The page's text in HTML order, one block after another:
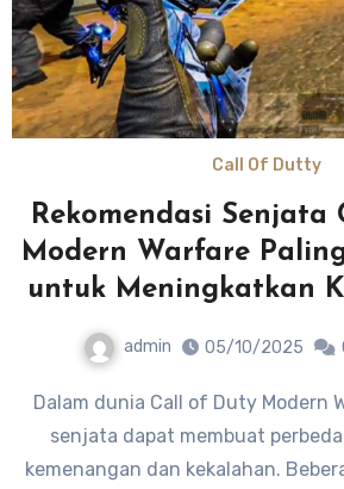
Call Of Dutty
Rekomendasi Senjata
Modern Warfare
untuk Meningkatkan
admin 05/10/2025
Dalam dunia Call of Duty Modern Warfare, pemilihan
senjata dapat membuat
kemenangan dan kekalahan.